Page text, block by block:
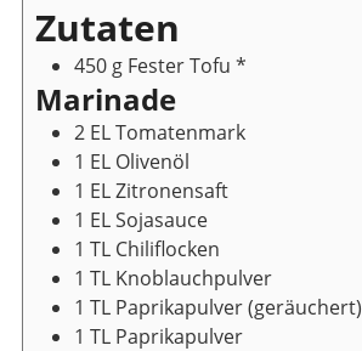
Zutaten
450 g Fester Tofu *
Marinade
2 ELTomatenmark
1 EL Olivenöl
1 ELZitronensaft
1 ELSojasauce
1 TL Chiliflocken
1 TL Knoblauchpulver
1 TL Paprikapulver(geräuchert)
1 TL Paprikapulver